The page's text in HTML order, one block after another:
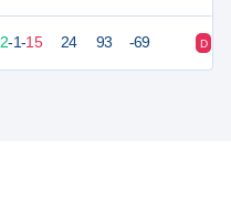
2-1-15 24 93 -69 D